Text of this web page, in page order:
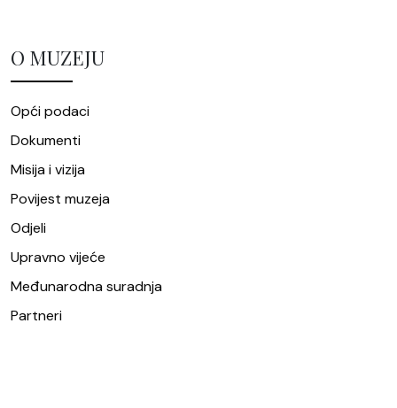
O MUZEJU
Opći podaci
Dokumenti
Misija i vizija
Povijest muzeja
Odjeli
Upravno vijeće
Međunarodna suradnja
Partneri